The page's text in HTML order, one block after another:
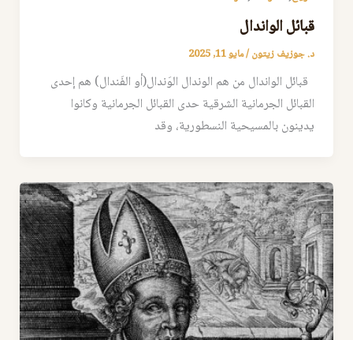
قبائل الواندال
د. جوزيف زيتون/مايو 11, 2025
قبائل الواندال من هم الوندال الوَندال(أو الفَندال) هم إحدى
القبائل الجرمانية الشرقية حدى القبائل الجرمانية وكانوا
يدينون بالمسيحية النسطورية، وقد